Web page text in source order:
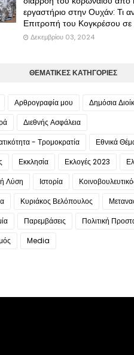
εργαστήριο στην Ουχάν: Τι
Επιτροπή του Κογκρέσου σε
Δεκεμβρίου 03, 2024
ΘΕΜΑΤΙΚΕΣ ΚΑΤΗΓΟΡΙΕΣ
Αρθρογραφία μου
Δημόσια
Διεθνής Ασφάλεια
- Τρομοκρατία
Εθνικά
Εκκλησία Εκλογές 2023
Λύση
Ιστορία
Κυριάκος Βελόπουλος
Παρεμβάσεις
Πολιτική
Media